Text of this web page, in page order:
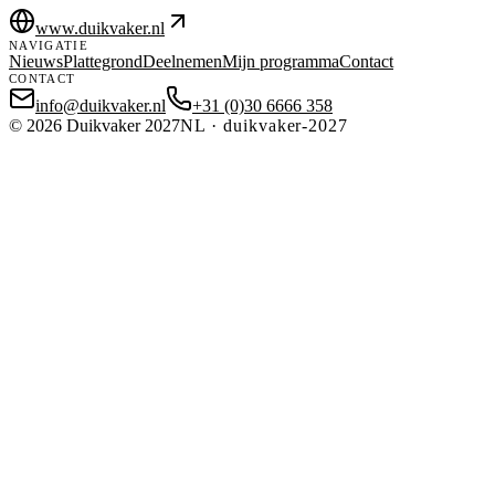
www.duikvaker.nl
NAVIGATIE
NieuwsPlattegrondDeelnemenMijn programmaContact
CONTACT
info@duikvaker.nl
+31 (0)30 6666 358
© 2026 Duikvaker 2027NL · duikvaker-2027